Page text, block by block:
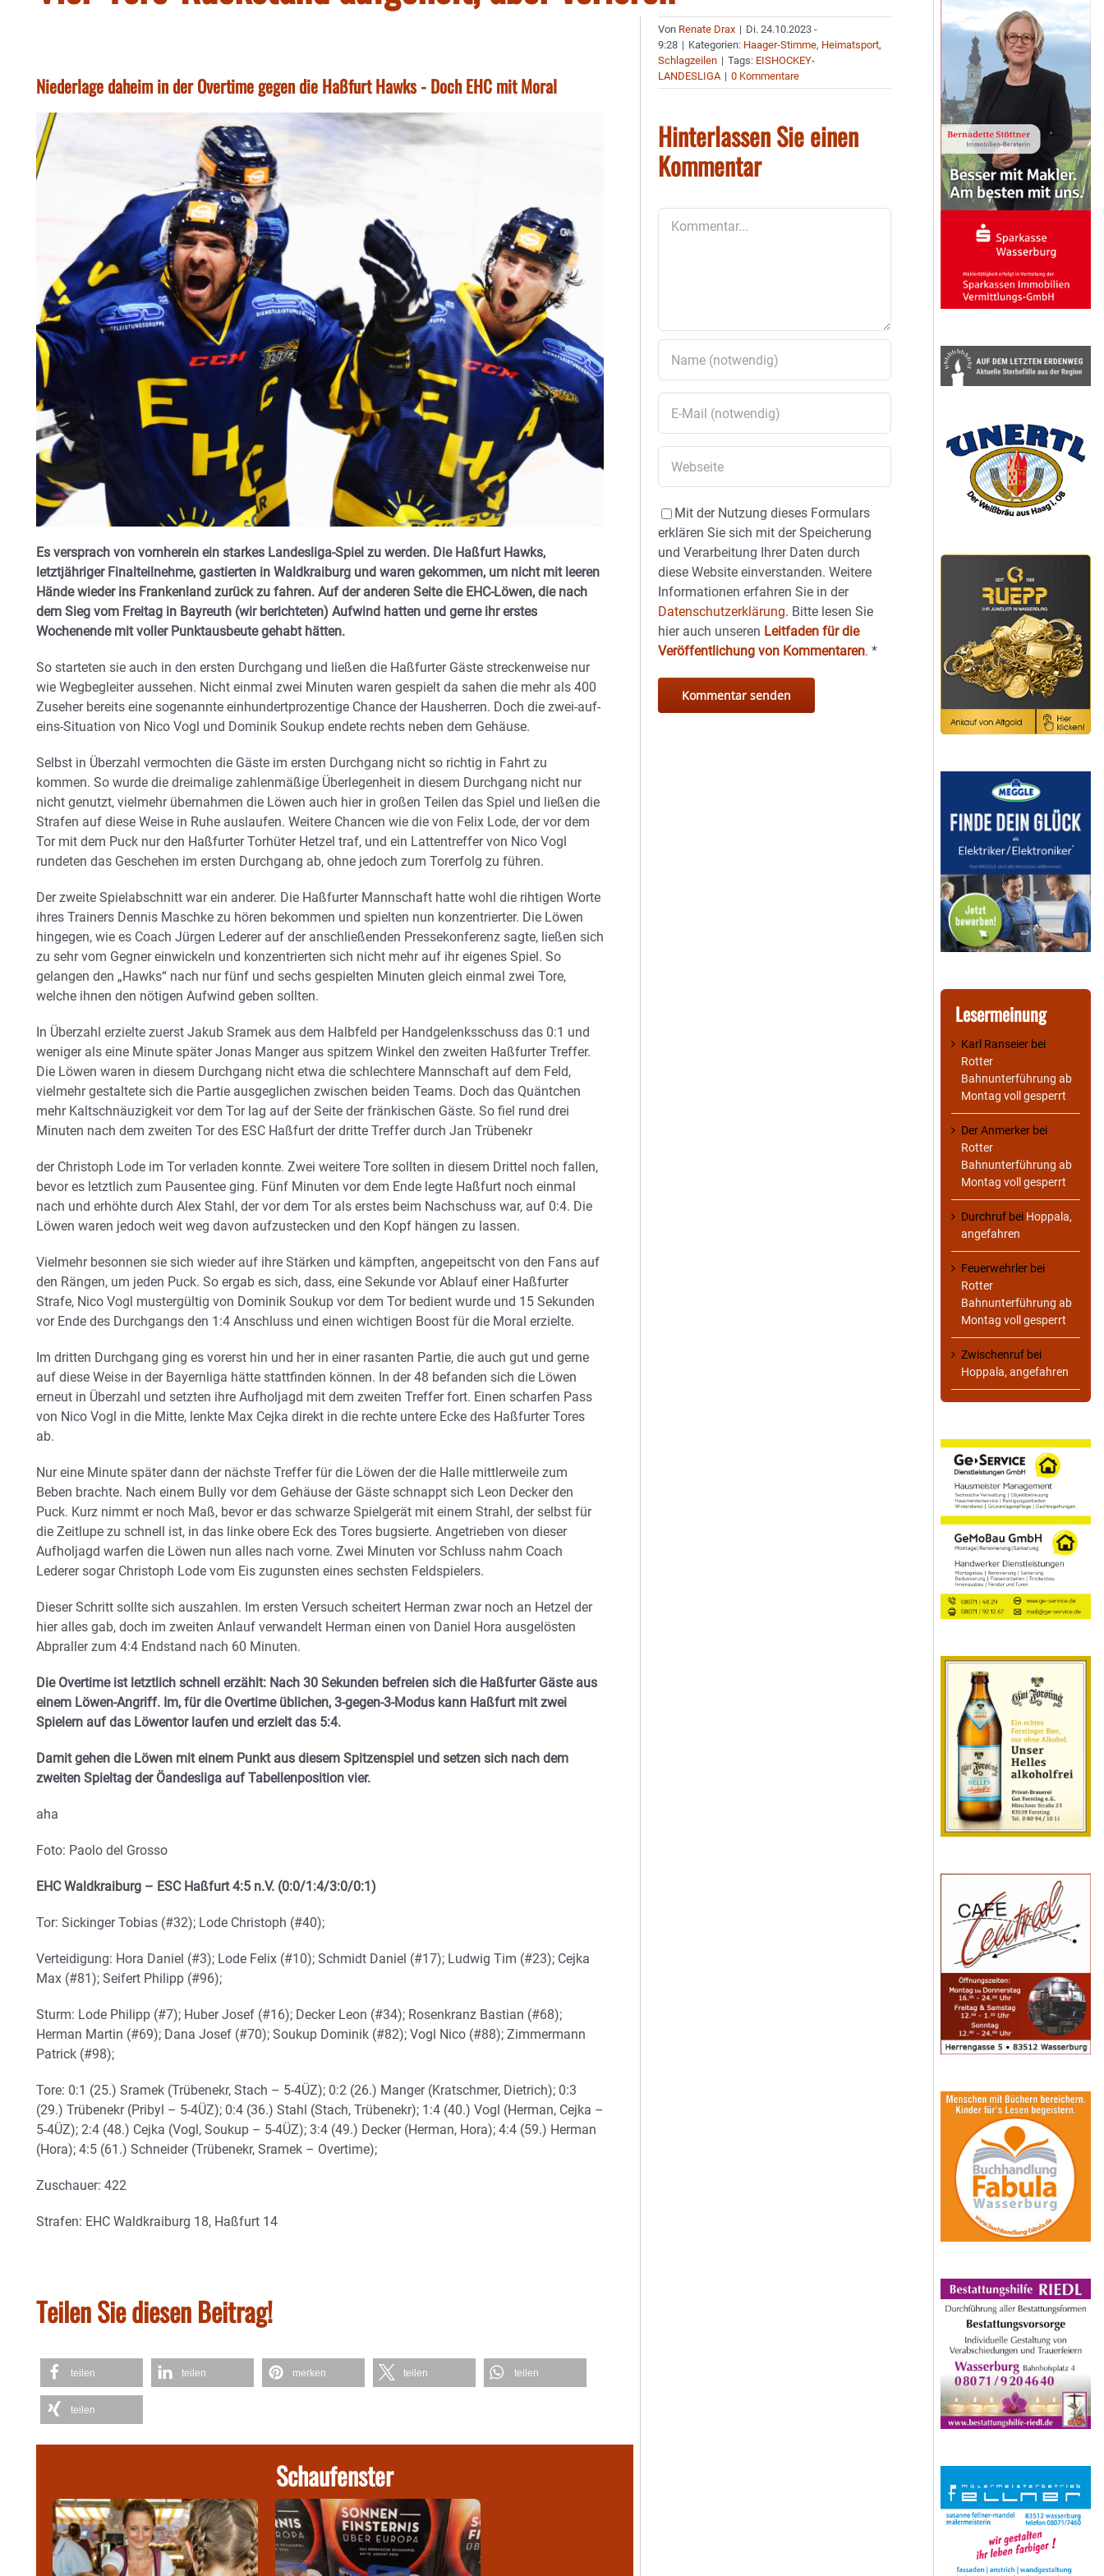
Niederlage daheim in der Overtime gegen die Haßfurt Hawks - Doch EHC mit Moral
Es versprach von vornherein ein starkes Landesliga-Spiel zu werden. Die Haßfurt Hawks,
letztjähriger Finalteilnehme, gastierten in Waldkraiburg und waren gekommen, um nicht mit leeren
Hände wieder ins Frankenland zurück zu fahren. Auf der anderen Seite die EHC-Löwen, die nach
dem Sieg vom Freitag in Bayreuth (wir berichteten) Aufwind hatten und gerne ihr erstes
Wochenende mit voller Punktausbeute gehabt hätten.
So starteten sie auch in den ersten Durchgang und ließen die Haßfurter Gäste streckenweise nur
wie Wegbegleiter aussehen. Nicht einmal zwei Minuten waren gespielt da sahen die mehr als 400
Zuseher bereits eine sogenannte einhundertprozentige Chance der Hausherren. Doch die zwei-auf-
eins-Situation von Nico Vogl und Dominik Soukup endete rechts neben dem Gehäuse.
Selbst in Überzahl vermochten die Gäste im ersten Durchgang nicht so richtig in Fahrt zu
kommen. So wurde die dreimalige zahlenmäßige Überlegenheit in diesem Durchgang nicht nur
nicht genutzt, vielmehr übernahmen die Löwen auch hier in großen Teilen das Spiel und ließen die
Strafen auf diese Weise in Ruhe auslaufen. Weitere Chancen wie die von Felix Lode, der vor dem
Tor mit dem Puck nur den Haßfurter Torhüter Hetzel traf, und ein Lattentreffer von Nico Vogl
rundeten das Geschehen im ersten Durchgang ab, ohne jedoch zum Torerfolg zu führen.
Der zweite Spielabschnitt war ein anderer. Die Haßfurter Mannschaft hatte wohl die rihtigen Worte
ihres Trainers Dennis Maschke zu hören bekommen und spielten nun konzentrierter. Die Löwen
hingegen, wie es Coach Jürgen Lederer auf der anschließenden Pressekonferenz sagte, ließen sich
zu sehr vom Gegner einwickeln und konzentrierten sich nicht mehr auf ihr eigenes Spiel. So
gelangen den „Hawks“ nach nur fünf und sechs gespielten Minuten gleich einmal zwei Tore,
welche ihnen den nötigen Aufwind geben sollten.
In Überzahl erzielte zuerst Jakub Sramek aus dem Halbfeld per Handgelenksschuss das 0:1 und
weniger als eine Minute später Jonas Manger aus spitzem Winkel den zweiten Haßfurter Treffer.
Die Löwen waren in diesem Durchgang nicht etwa die schlechtere Mannschaft auf dem Feld,
vielmehr gestaltete sich die Partie ausgeglichen zwischen beiden Teams. Doch das Quäntchen
mehr Kaltschnäuzigkeit vor dem Tor lag auf der Seite der fränkischen Gäste. So fiel rund drei
Minuten nach dem zweiten Tor des ESC Haßfurt der dritte Treffer durch Jan Trübenekr
der Christoph Lode im Tor verladen konnte. Zwei weitere Tore sollten in diesem Drittel noch fallen,
bevor es letztlich zum Pausentee ging. Fünf Minuten vor dem Ende legte Haßfurt noch einmal
nach und erhöhte durch Alex Stahl, der vor dem Tor als erstes beim Nachschuss war, auf 0:4. Die
Löwen waren jedoch weit weg davon aufzustecken und den Kopf hängen zu lassen.
Vielmehr besonnen sie sich wieder auf ihre Stärken und kämpften, angepeitscht von den Fans auf
den Rängen, um jeden Puck. So ergab es sich, dass, eine Sekunde vor Ablauf einer Haßfurter
Strafe, Nico Vogl mustergültig von Dominik Soukup vor dem Tor bedient wurde und 15 Sekunden
vor Ende des Durchgangs den 1:4 Anschluss und einen wichtigen Boost für die Moral erzielte.
Im dritten Durchgang ging es vorerst hin und her in einer rasanten Partie, die auch gut und gerne
auf diese Weise in der Bayernliga hätte stattfinden können. In der 48 befanden sich die Löwen
erneut in Überzahl und setzten ihre Aufholjagd mit dem zweiten Treffer fort. Einen scharfen Pass
von Nico Vogl in die Mitte, lenkte Max Cejka direkt in die rechte untere Ecke des Haßfurter Tores
ab.
Nur eine Minute später dann der nächste Treffer für die Löwen der die Halle mittlerweile zum
Beben brachte. Nach einem Bully vor dem Gehäuse der Gäste schnappt sich Leon Decker den
Puck. Kurz nimmt er noch Maß, bevor er das schwarze Spielgerät mit einem Strahl, der selbst für
die Zeitlupe zu schnell ist, in das linke obere Eck des Tores bugsierte. Angetrieben von dieser
Aufholjagd warfen die Löwen nun alles nach vorne. Zwei Minuten vor Schluss nahm Coach
Lederer sogar Christoph Lode vom Eis zugunsten eines sechsten Feldspielers.
Dieser Schritt sollte sich auszahlen. Im ersten Versuch scheitert Herman zwar noch an Hetzel der
hier alles gab, doch im zweiten Anlauf verwandelt Herman einen von Daniel Hora ausgelösten
Abpraller zum 4:4 Endstand nach 60 Minuten.
Die Overtime ist letztlich schnell erzählt: Nach 30 Sekunden befreien sich die Haßfurter Gäste aus
einem Löwen-Angriff. Im, für die Overtime üblichen, 3-gegen-3-Modus kann Haßfurt mit zwei
Spielern auf das Löwentor laufen und erzielt das 5:4.
Damit gehen die Löwen mit einem Punkt aus diesem Spitzenspiel und setzen sich nach dem
zweiten Spieltag der Öandesliga auf Tabellenposition vier.
aha
Foto: Paolo del Grosso
EHC Waldkraiburg – ESC Haßfurt 4:5 n.V. (0:0/1:4/3:0/0:1)
Tor: Sickinger Tobias (#32); Lode Christoph (#40);
Verteidigung: Hora Daniel (#3); Lode Felix (#10); Schmidt Daniel (#17); Ludwig Tim (#23); Cejka
Max (#81); Seifert Philipp (#96);
Sturm: Lode Philipp (#7); Huber Josef (#16); Decker Leon (#34); Rosenkranz Bastian (#68);
Herman Martin (#69); Dana Josef (#70); Soukup Dominik (#82); Vogl Nico (#88); Zimmermann
Patrick (#98);
Tore: 0:1 (25.) Sramek (Trübenekr, Stach – 5-4ÜZ); 0:2 (26.) Manger (Kratschmer, Dietrich); 0:3
(29.) Trübenekr (Pribyl – 5-4ÜZ); 0:4 (36.) Stahl (Stach, Trübenekr); 1:4 (40.) Vogl (Herman, Cejka –
5-4ÜZ); 2:4 (48.) Cejka (Vogl, Soukup – 5-4ÜZ); 3:4 (49.) Decker (Herman, Hora); 4:4 (59.) Herman
(Hora); 4:5 (61.) Schneider (Trübenekr, Sramek – Overtime);
Zuschauer: 422
Strafen: EHC Waldkraiburg 18, Haßfurt 14
Teilen Sie diesen Beitrag!
teilen teilen merken teilen teilen
teilen
Schaufenster
Von Renate Drax | Di. 24.10.2023 -
9:28 | Kategorien: Haager-Stimme, Heimatsport,
Schlagzeilen | Tags: EISHOCKEY-
LANDESLIGA | 0 Kommentare
Hinterlassen Sie einen
Kommentar
Mit der Nutzung dieses Formulars
erklären Sie sich mit der Speicherung
und Verarbeitung Ihrer Daten durch
diese Website einverstanden. Weitere
Informationen erfahren Sie in der
Datenschutzerklärung. Bitte lesen Sie
hier auch unseren Leitfaden für die
Veröffentlichung von Kommentaren.*
Lesermeinung
Karl Ranseier bei
Rotter
Bahnunterführung ab
Montag voll gesperrt
Der Anmerker bei
Rotter
Bahnunterführung ab
Montag voll gesperrt
Durchruf bei Hoppala,
angefahren
Feuerwehrler bei
Rotter
Bahnunterführung ab
Montag voll gesperrt
Zwischenruf bei
Hoppala, angefahren